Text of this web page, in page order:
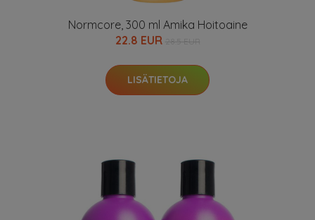
Normcore, 300 ml Amika Hoitoaine
22.8 EUR
LISÄTIETOJA